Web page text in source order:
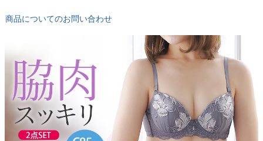
商品についてのお問い合わせ